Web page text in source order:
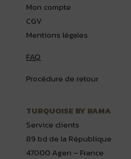
Mon compte
CGV
Mentions légales
FAQ
Procédure de retour
TURQUOISE BY RAMA
Service clients
89 bd de la République
47000 Agen – France